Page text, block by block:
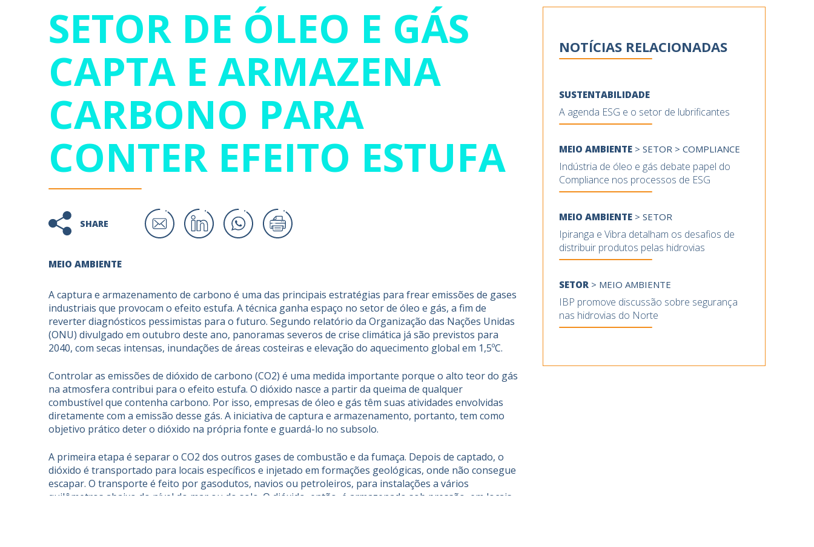
SETOR DE ÓLEO E GÁS
CAPTA E ARMAZENA
CARBONO PARA
CONTER EFEITO ESTUFA
SHARE
MEIO AMBIENTE
A captura e armazenamento de carbono é uma das principais estratégias para frear emissões de gases
industriais que provocam o efeito estufa. A técnica ganha espaço no setor de óleo e gás, a fim de
reverter diagnósticos pessimistas para o futuro. Segundo relatório da Organização das Nações Unidas
(ONU) divulgado em outubro deste ano, panoramas severos de crise climática já são previstos para
2040, com secas intensas, inundações de áreas costeiras e elevação do aquecimento global em 1,5ºC.
Controlar as emissões de dióxido de carbono (CO2) é uma medida importante porque o alto teor do gás
na atmosfera contribui para o efeito estufa. O dióxido nasce a partir da queima de qualquer
combustível que contenha carbono. Por isso, empresas de óleo e gás têm suas atividades envolvidas
diretamente com a emissão desse gás. A iniciativa de captura e armazenamento, portanto, tem como
objetivo prático deter o dióxido na própria fonte e guardá-lo no subsolo.
A primeira etapa é separar o CO2 dos outros gases de combustão e da fumaça. Depois de captado, o
dióxido é transportado para locais específicos e injetado em formações geológicas, onde não consegue
escapar. O transporte é feito por gasodutos, navios ou petroleiros, para instalações a vários
quilômetros abaixo do nível do mar ou do solo. O dióxido, então, é armazenado sob pressão, em locais
NOTÍCIAS RELACIONADAS
SUSTENTABILIDADE
A agenda ESG e o setor de lubrificantes
MEIO AMBIENTE > SETOR > COMPLIANCE
Indústria de óleo e gás debate papel do
Compliance nos processos de ESG
MEIO AMBIENTE > SETOR
Ipiranga e Vibra detalham os desafios de
distribuir produtos pelas hidrovias
SETOR > MEIO AMBIENTE
IBP promove discussão sobre segurança
nas hidrovias do Norte